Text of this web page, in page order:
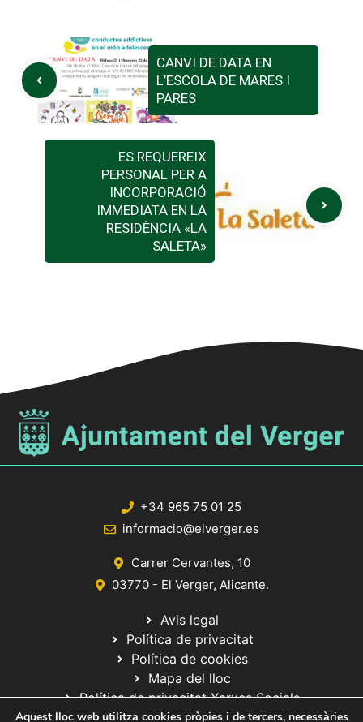
CANVI DE DATA EN
L’ESCOLA DE MARES I
PARES
ES REQUEREIX
PERSONAL PER A
INCORPORACIÓ
IMMEDIATA EN LA
RESIDÈNCIA «LA
SALETA»
+34 965 75 01 25
informacio@elverger.es
Carrer Cervantes, 10
03770 - El Verger, Alicante.
Avis legal
Política de privacitat
Política de cookies
Mapa del lloc
Política de privacitat Xarxes Socials
Aquest lloc web utilitza cookies pròpies i de tercers, necessàries